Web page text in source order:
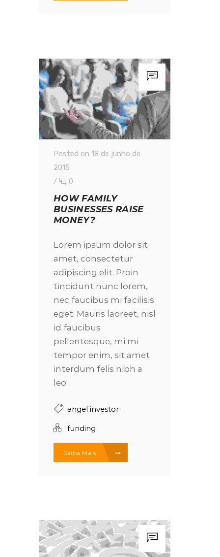
Posted on 18 de junho de
2015
/
0
HOW FAMILY
BUSINESSES RAISE
MONEY?
Lorem ipsum dolor sit
amet, consectetur
adipiscing elit. Proin
tincidunt nunc lorem,
nec faucibus mi facilisis
eget. Mauris laoreet, nisl
id faucibus
pellentesque, mi mi
tempor enim, sit amet
interdum felis nibh a
leo.
angel investor
funding
Saiba Mais